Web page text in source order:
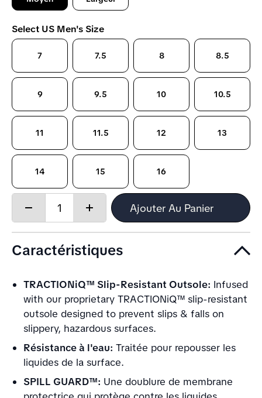
Select US Men's Size
7 7.5 8 8.5
9 9.5 10 10.5
11 11.5 12 13
14 15 16
Quantity:
Increase
Ajouter Au Panier
Caractéristiques
TRACTIONiQ™ Slip-Resistant Outsole: Infused
with our proprietary TRACTIONiQ™ slip-resistant
outsole designed to prevent slips & falls on
slippery, hazardous surfaces.
Résistance à l'eau: Traitée pour repousser les
liquides de la surface.
SPILL GUARD™: Une doublure de membrane